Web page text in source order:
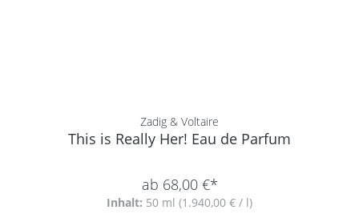
Zadig & Voltaire
This is Really Her! Eau de Parfum
ab 68,00 €*
Inhalt: 50 ml (1.940,00 € / l)